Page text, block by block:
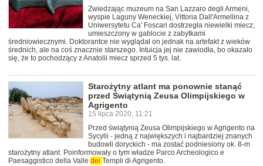
Zwiedzając muzeum na San Lazzaro degli Armeni,
wyspie Laguny Weneckiej, Vittoria Dall'Armellina z
Uniwersytetu Ca' Foscari dostrzegła niewielki miecz,
umieszczony w gablocie z zabytkami
średniowiecznymi. Doktorantce nie wyglądał on jednak na artefakt z wieków
średnich, ale na coś znacznie starszego. Intuicja jej nie zawiodła, bo okazało
się, że to pochodzący z Anatolii miecz sprzed 5 tys. lat.
Starożytny atlant ma ponownie stanąć
przed Świątynią Zeusa Olimpijskiego w
Agrigento
15 lipca 2020, 11:21
Przed świątynią Zeusa Olimpijskiego w Agrigento na
Sycylii - jedną z największych i najbardziej znanych
budowli doryckich - ma zostać podniesiony ok. 8-m
starożytny atlant. Poinformowały o tym władze Parco Archeologico e
Paesaggistico della Valle dei Templi di Agrigento.